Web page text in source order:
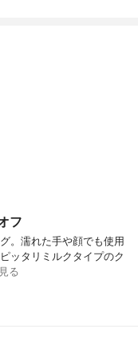
フ
。濡れた手や顔でも使用
ッタリミルクタイプのク
る